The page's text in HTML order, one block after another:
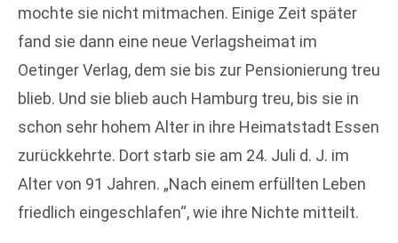
mochte sie nicht mitmachen. Einige Zeit später
fand sie dann eine neue Verlagsheimat im
Oetinger Verlag, dem sie bis zur Pensionierung treu
blieb. Und sie blieb auch Hamburg treu, bis sie in
schon sehr hohem Alter in ihre Heimatstadt Essen
zurückkehrte. Dort starb sie am 24. Juli d. J. im
Alter von 91 Jahren. „Nach einem erfüllten Leben
friedlich eingeschlafen“, wie ihre Nichte mitteilt.